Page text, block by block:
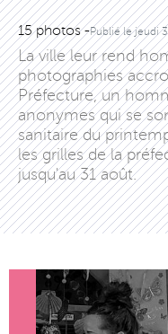
15 photos -Publié lejeudi
La ville leur rend
photographies
Préfecture, un
anonymes qui se
sanitaire du
les grilles de la
jusqu'au 31 août.